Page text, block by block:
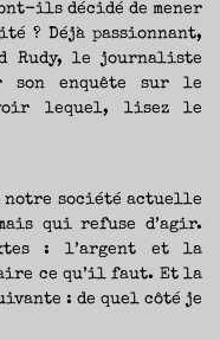
ils décidé de mener
? Déjà passionnant,
Rudy, le journaliste
son enquête sur le
lequel, lisez le
notre société actuelle
qui refuse d’agir.
: l’argent et la
ce qu’il faut. Et la
: de quel côté je